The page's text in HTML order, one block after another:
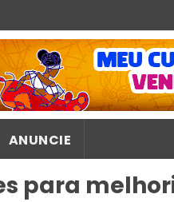
ANUNCIE
para